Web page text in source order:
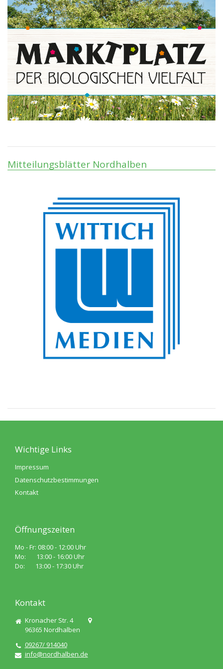
Mitteilungsblätter Nordhalben
Wichtige Links
Impressum
Datenschutzbestimmungen
Kontakt
Öffnungszeiten
Mo - Fr: 08:00 - 12:00 Uhr
Mo: 13:00 - 16:00 Uhr
Do: 13:00 - 17:30 Uhr
Kontakt
Kronacher Str. 4
96365 Nordhalben
09267/ 914040
info@nordhalben.de